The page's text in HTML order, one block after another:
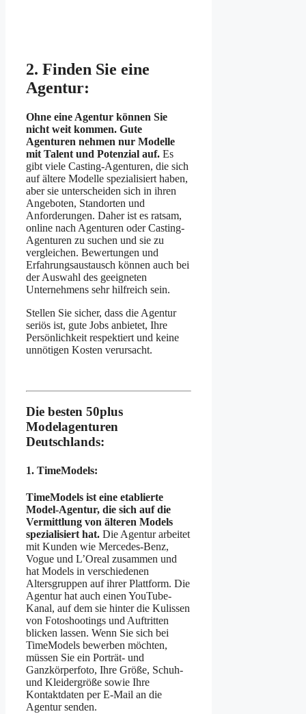
2. Finden Sie eine
Agentur:
Ohne eine Agentur können Sie
nicht weit kommen. Gute
Agenturen nehmen nur Modelle
mit Talent und Potenzial auf. Es
gibt viele Casting-Agenturen, die sich
auf ältere Modelle spezialisiert haben,
aber sie unterscheiden sich in ihren
Angeboten, Standorten und
Anforderungen. Daher ist es ratsam,
online nach Agenturen oder Casting-
Agenturen zu suchen und sie zu
vergleichen. Bewertungen und
Erfahrungsaustausch können auch bei
der Auswahl des geeigneten
Unternehmens sehr hilfreich sein.
Stellen Sie sicher, dass die Agentur
seriös ist, gute Jobs anbietet, Ihre
Persönlichkeit respektiert und keine
unnötigen Kosten verursacht.
Die besten 50plus
Modelagenturen
Deutschlands:
1. TimeModels:
TimeModels ist eine etablierte
Model-Agentur, die sich auf die
Vermittlung von älteren Models
spezialisiert hat. Die Agentur arbeitet
mit Kunden wie Mercedes-Benz,
Vogue und L’Oreal zusammen und
hat Models in verschiedenen
Altersgruppen auf ihrer Plattform. Die
Agentur hat auch einen YouTube-
Kanal, auf dem sie hinter die Kulissen
von Fotoshootings und Auftritten
blicken lassen. Wenn Sie sich bei
TimeModels bewerben möchten,
müssen Sie ein Porträt- und
Ganzkörperfoto, Ihre Größe, Schuh-
und Kleidergröße sowie Ihre
Kontaktdaten per E-Mail an die
Agentur senden.